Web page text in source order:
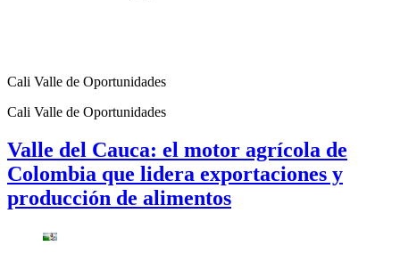
Cali Valle de Oportunidades
Cali Valle de Oportunidades
Valle del Cauca: el motor agrícola de
Colombia que lidera exportaciones y
producción de alimentos